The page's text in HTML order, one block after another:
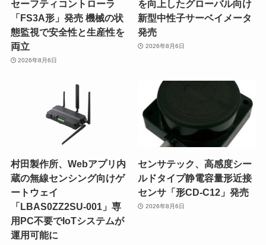
セーフティコントローラ
「FS3A形」発売 機械の状
態監視で安全性と生産性を
両立
2026年8月6日
を向上したグローバル向け
新型中性子サーベイメータ
発売
2026年8月6日
村田製作所、Webアプリ内
蔵の無線センシング向けゲ
ートウェイ
「LBAS0ZZ2SU-001」専
用PC不要でIoTシステムが
運用可能に
センサテック、高感度シー
ルドタイプ静電容量形近接
センサ「形CD-C12」発売
2026年8月6日